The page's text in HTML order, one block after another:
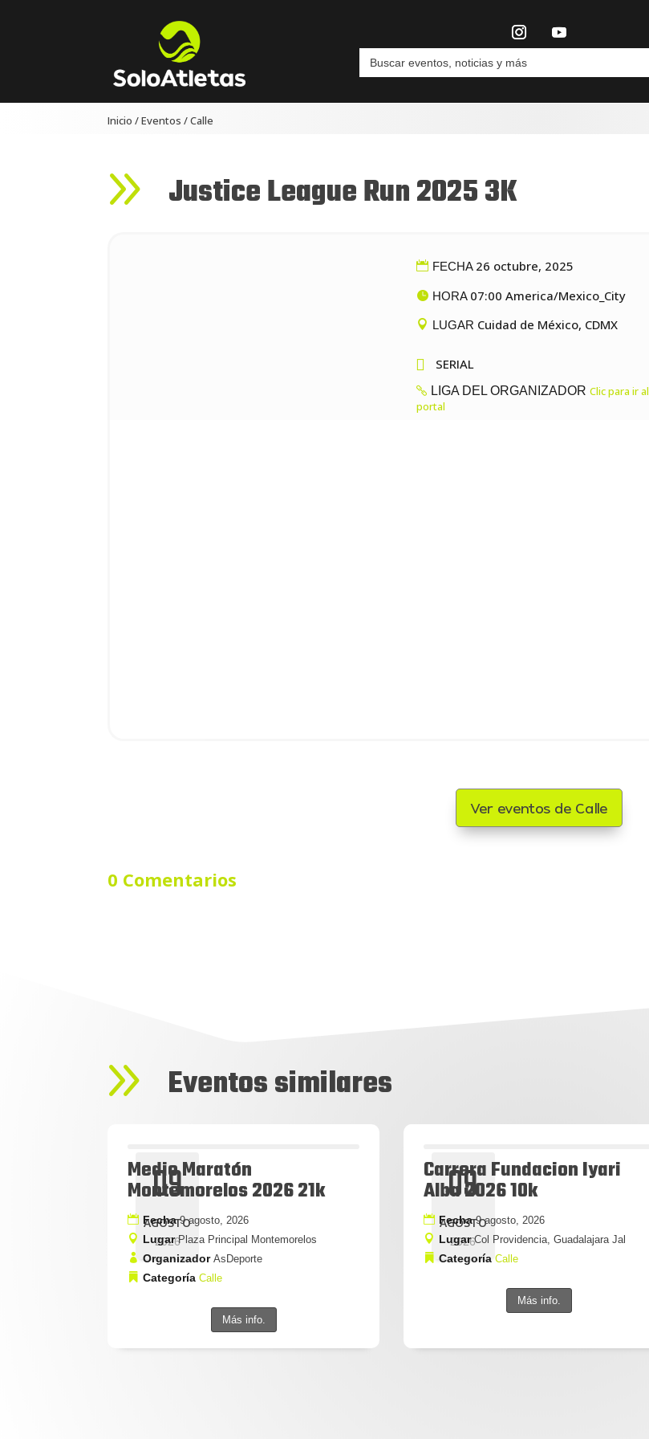
Buscar:
Inicio /Eventos /Calle
9 Justice League Run 2025 3K
FECHA 26 octubre, 2025
HORA 07:00 America/Mexico_City
LUGAR Cuidad de México, CDMX
 SERIAL
LIGA DEL ORGANIZADOR Clic para ir al
portal
Ver eventos de Calle
0 Comentarios
9 Eventos similares
09
AGOSTO
2026
Medio Maratón
Montemorelos 2026 21k
Fecha9 agosto, 2026
LugarPlaza Principal Montemorelos
OrganizadorAsDeporte
CategoríaCalle
Más info.
09
AGOSTO
2026
Carrera Fundacion Iyari
Alba 2026 10k
Fecha9 agosto, 2026
LugarCol Providencia, Guadalajara Jal
Categoría Calle
Más info.